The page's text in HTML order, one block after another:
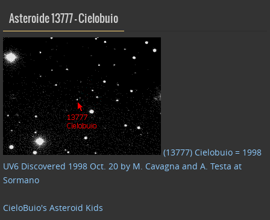
Asteroide 13777 – Cielobuio
(13777) Cielobuio = 1998
UV6 Discovered 1998 Oct. 20 by M. Cavagna and A. Testa at
Sormano
CieloBuio's Asteroid Kids